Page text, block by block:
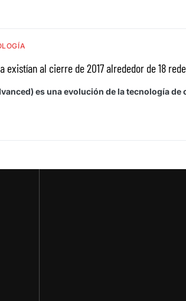
existían al cierre de 2017 alrededor de 18
es una evolución de la tecnología de